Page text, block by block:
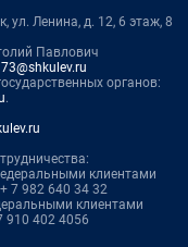
ул. Ленина, д. 12, 6 этаж, 8
Павлович
органов:
.
клиентами
7 982 640 34 32
клиентами
910 402 4056